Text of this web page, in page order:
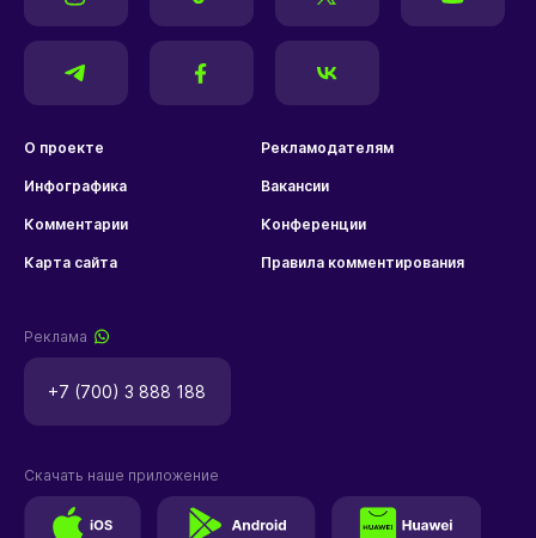
О проекте Рекламодателям
Инфографика Вакансии
Комментарии Конференции
Карта сайта Правила комментирования
Реклама
+7 (700) 3 888 188
Скачать наше приложение